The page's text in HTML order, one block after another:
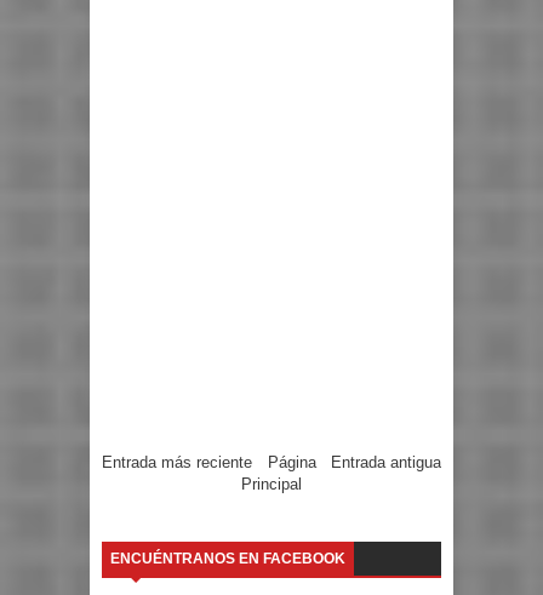
Entrada más reciente Entrada antigua
Página
Principal
ENCUÉNTRANOS EN FACEBOOK